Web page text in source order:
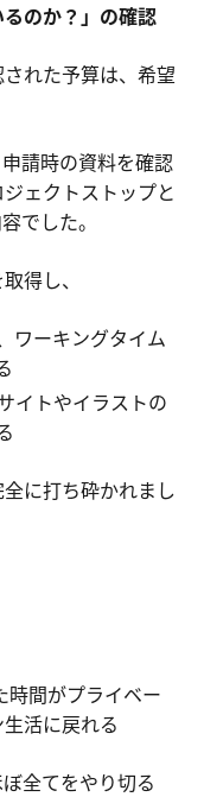
のか？」の確認
れた予算は、希望
請時の資料を確認
ェクトストップと
でした。
得し、
ワーキングタイム
イトやイラストの
に打ち砕かれまし
間がプライベー
活に戻れる
全てをやり切る